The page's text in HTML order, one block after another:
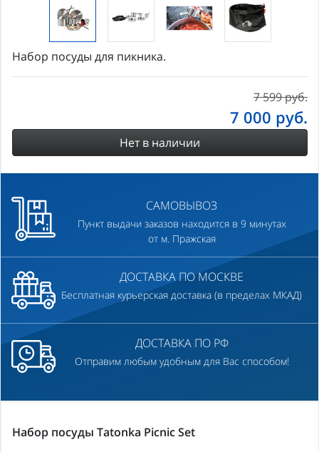
Набор посуды для пикника.
7 599 руб.
7 000 руб.
Нет в наличии
САМОВЫВОЗ
Пункт выдачи заказов находится в 9 минутах
от м. Пражская
ДОСТАВКА ПО МОСКВЕ
Бесплатная курьерская доставка (в пределах МКАД)
ДОСТАВКА ПО РФ
Отправим любым удобным для Вас способом!
Набор посуды Tatonka Picnic Set